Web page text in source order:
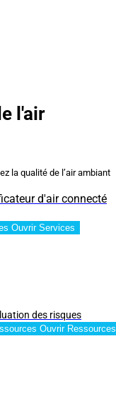
l'air
la qualité de l’air ambiant
d'air connecté
Ouvrir Services
des risques
Ouvrir Ressources